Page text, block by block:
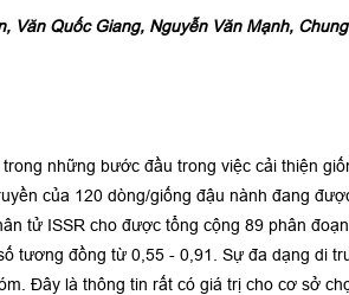
Văn Quốc Giang, Nguyễn Văn Mạnh,
những bước đầu trong việc cải thiện
của 120 dòng/giống đậu nành đang
tử ISSR cho được tổng cộng 89 phân
tương đồng từ 0,55 - 0,91. Sự đa dạng di
Đây là thông tin rất có giá trị cho cơ sở